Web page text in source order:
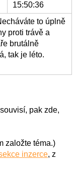
15:50:36
to úplně
proti trávě a
brutálně
tak je léto.
pak zde,
založte téma.)
inzerce, z